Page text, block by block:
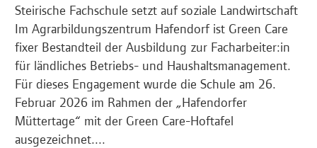
Steirische Fachschule setzt auf soziale Landwirtschaft
Im Agrarbildungszentrum Hafendorf ist Green Care
fixer Bestandteil der Ausbildung zur Facharbeiter:in
für ländliches Betriebs- und Haushaltsmanagement.
Für dieses Engagement wurde die Schule am 26.
Februar 2026 im Rahmen der „Hafendorfer
Müttertage“ mit der Green Care-Hoftafel
ausgezeichnet....